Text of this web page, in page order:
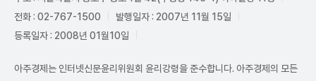
전화 : 02-767-1500
발행일자 : 2007년 11월 15일
등록일자 : 2008년 01월10일
아주경제는 인터넷신문윤리위원회 윤리강령을 준수합니다. 아주경제의 모든